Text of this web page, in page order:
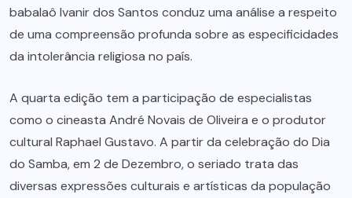
babalaô Ivanir dos Santos conduz uma análise a respeito
de uma compreensão profunda sobre as especificidades
da intolerância religiosa no país.
A quarta edição tem a participação de especialistas
como o cineasta André Novais de Oliveira e o produtor
cultural Raphael Gustavo. A partir da celebração do Dia
do Samba, em 2 de Dezembro, o seriado trata das
diversas expressões culturais e artísticas da população